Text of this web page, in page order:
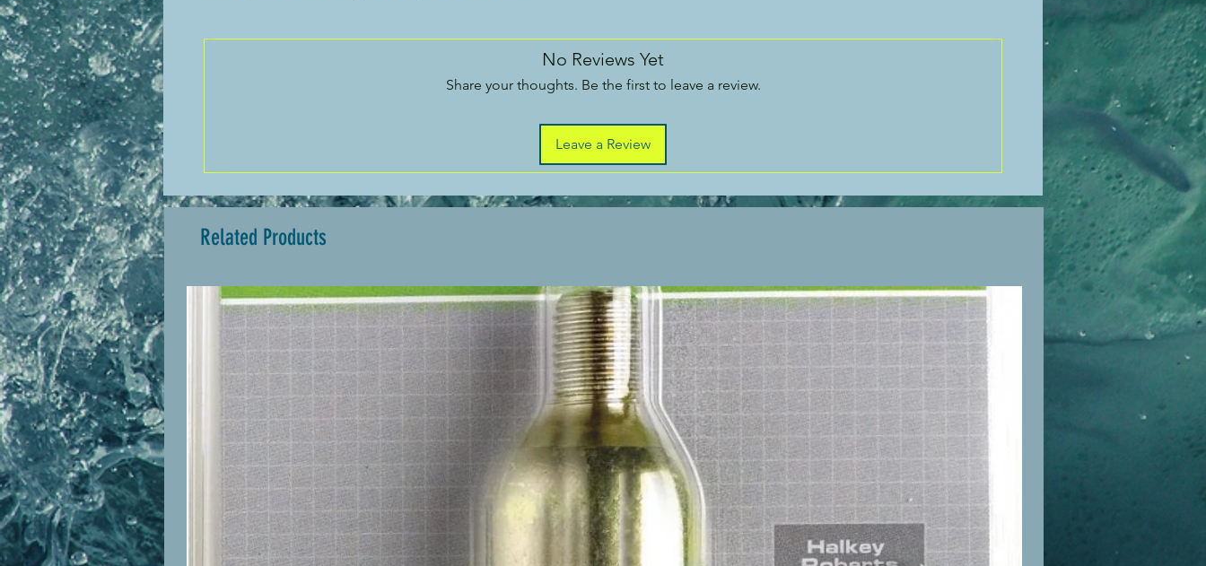
victoire de la défaite. Les échelles tactiques de Silva sont graduées
de 0 à 20 et les chiffres correspondent aux amures bâbord et
amure doit être 2. Ainsi, il vous suffit de vous souvenir du chiffre 2.
C'est un avantage important dans les parcours triangulaires pour
naviguer à la risée plutôt que de suivre un cap compas.
No Reviews Yet
Share your thoughts. Be the first to leave a review.
Leave a Review
Related Products